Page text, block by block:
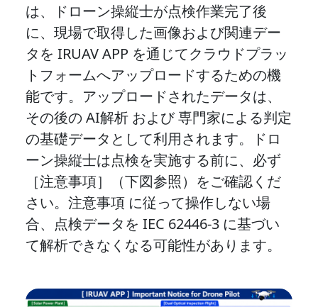
は、ドローン操縦士が点検作業完了後
に、現場で取得した画像および関連デー
タを IRUAV APP を通じてクラウドプラッ
トフォームへアップロードするための機
能です。アップロードされたデータは、
その後の AI解析 および 専門家による判定
の基礎データとして利用されます。ドロ
ーン操縦士は点検を実施する前に、必ず
［注意事項］（下図参照）をご確認くだ
さい。注意事項 に従って操作しない場
合、点検データを IEC 62446-3 に基づい
て解析できなくなる可能性があります。